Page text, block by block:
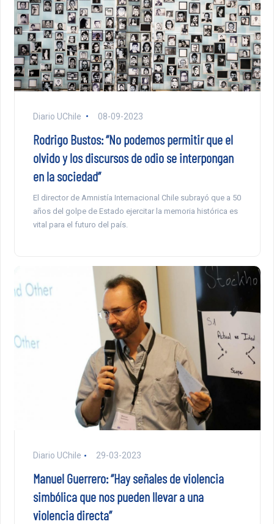
Diario UChile 08-09-2023
Rodrigo Bustos: “No podemos permitir que el
olvido y los discursos de odio se interpongan
en la sociedad”
El director de Amnistía Internacional Chile subrayó que a 50
años del golpe de Estado ejercitar la memoria histórica es
vital para el futuro del país.
Diario UChile 29-03-2023
Manuel Guerrero: “Hay señales de violencia
simbólica que nos pueden llevar a una
violencia directa”